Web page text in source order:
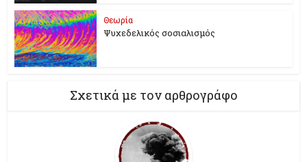
Θεωρία
Ψυχεδελικός σοσιαλισμός
Σχετικά με τον αρθρογράφο